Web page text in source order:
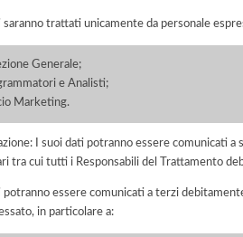
saranno trattati unicamente da personale
Generale;
e Analisti;
Marketing.
I suoi dati potranno essere comunicati
tra cui tutti i Responsabili del Trattamento
potranno essere comunicati a terzi
in particolare a: